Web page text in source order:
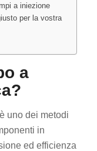
a iniezione
per la vostra
a
è uno dei metodi
in
ed efficienza